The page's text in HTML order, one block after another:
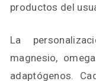
productos del
La
magnesio,
adaptógenos.